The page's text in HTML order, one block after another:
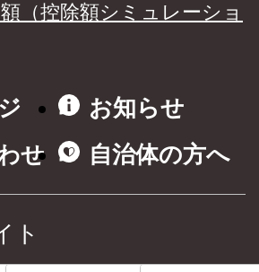
（控除額シミュレーショ
お知らせ
せ
自治体の方へ
ト